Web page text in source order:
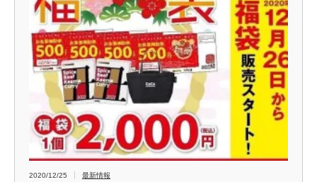
2020/12/25 最新情報